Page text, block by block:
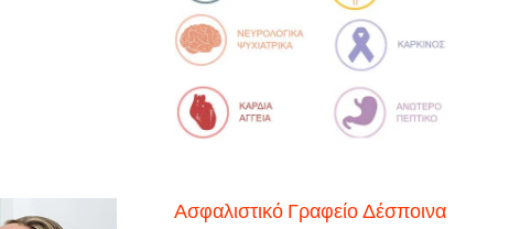
Ασφαλιστικό Γραφείο Δέσποινα